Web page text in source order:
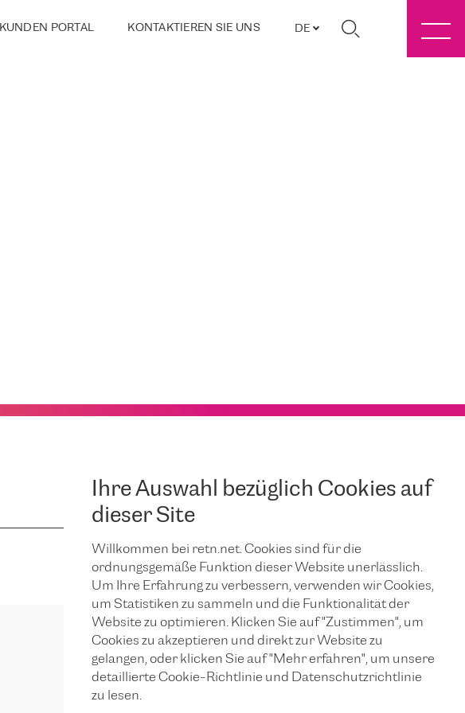
KUNDEN PORTAL KONTAKTIEREN SIE UNS DE
Ihre Auswahl bezüglich Cookies auf
dieser Site
Willkommen bei retn.net. Cookies sind für die
ordnungsgemäße Funktion dieser Website unerlässlich.
Um Ihre Erfahrung zu verbessern, verwenden wir Cookies,
um Statistiken zu sammeln und die Funktionalität der
Website zu optimieren. Klicken Sie auf "Zustimmen", um
Cookies zu akzeptieren und direkt zur Website zu
gelangen, oder klicken Sie auf "Mehr erfahren", um unsere
detaillierte Cookie-Richtlinie und Datenschutzrichtlinie
zu lesen.